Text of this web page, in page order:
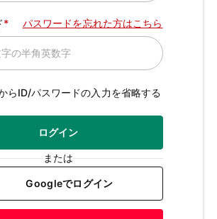
パスワードを忘れた方はこちら
らID/パスワードの入力を省略する
ログイン
または
Googleでログイン